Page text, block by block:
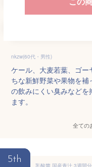
nkzw(60代・男性)
ケール、大麦若葉、ゴ
ちな新鮮野菜や果物を
の飲みにくい臭みなど
ます。
全ての
5th